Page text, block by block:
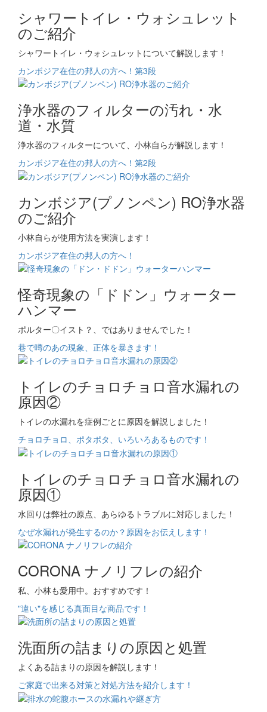
シャワートイレ・ウォシュレット
のご紹介
シャワートイレ・ウォシュレットについて解説します！
カンボジア在住の邦人の方へ！第3段
浄水器のフィルターの汚れ・水
道・水質
浄水器のフィルターについて、小林自らが解説します！
カンボジア在住の邦人の方へ！第2段
カンボジア(プノンペン) RO浄水器
のご紹介
小林自らが使用方法を実演します！
カンボジア在住の邦人の方へ！
怪奇現象の「ドドン」ウォーター
ハンマー
ポルター〇イスト？、ではありませんでした！
巷で噂のあの現象、正体を暴きます！
トイレのチョロチョロ音水漏れの
原因②
トイレの水漏れを症例ごとに原因を解説しました！
チョロチョロ、ポタポタ、いろいろあるものです！
トイレのチョロチョロ音水漏れの
原因①
水回りは弊社の原点、あらゆるトラブルに対応しました！
なぜ水漏れが発生するのか？原因をお伝えします！
CORONA ナノリフレの紹介
私、小林も愛用中。おすすめです！
"違い"を感じる真面目な商品です！
洗面所の詰まりの原因と処置
よくある詰まりの原因を解説します！
ご家庭で出来る対策と対処方法を紹介します！